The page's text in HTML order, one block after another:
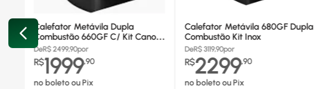
Calefator Metávila Dupla
Combustão 660GF C/ Kit Canos
Inox
DeR$2499,90por
R$1999,90
no boleto ou Pix
Calefator Metávila 680GF Dupla
Combustão Kit Inox
DeR$3119,90por
R$2299,90
no boleto ou Pix